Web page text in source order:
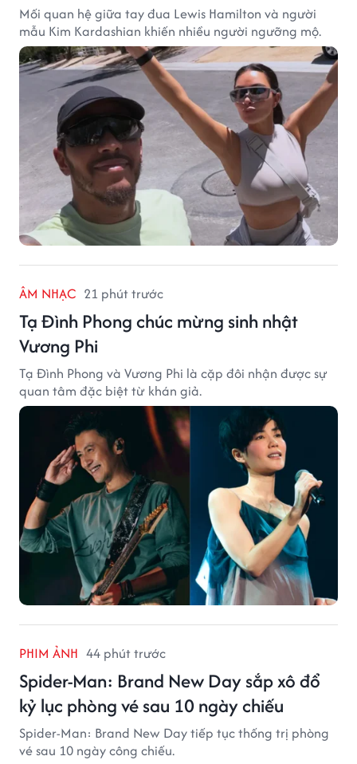
Mối quan hệ giữa tay đua Lewis Hamilton và người
mẫu Kim Kardashian khiến nhiều người ngưỡng mộ.
ÂM NHẠC 21 phút trước
Tạ Đình Phong chúc mừng sinh nhật
Vương Phi
Tạ Đình Phong và Vương Phi là cặp đôi nhận được sự
quan tâm đặc biệt từ khán giả.
PHIM ẢNH 44 phút trước
Spider-Man: Brand New Day sắp xô đổ
kỷ lục phòng vé sau 10 ngày chiếu
Spider-Man: Brand New Day tiếp tục thống trị phòng
vé sau 10 ngày công chiếu.